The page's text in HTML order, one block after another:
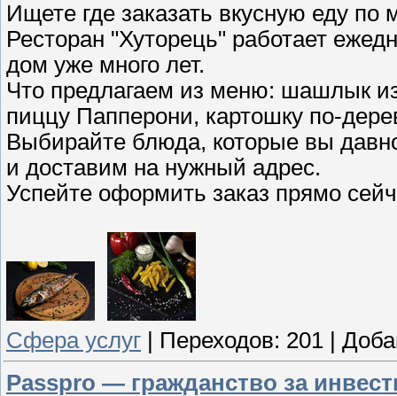
Ищете где заказать вкусную еду
Ресторан "Хуторець" работает
дом уже много лет.
Что предлагаем из меню: шашлык
пиццу Папперони, картошку по-
Выбирайте блюда, которые вы
и доставим на нужный адрес.
Успейте оформить заказ прямо
Cфера услуг Переходов: 201
Passpro — гражданство за